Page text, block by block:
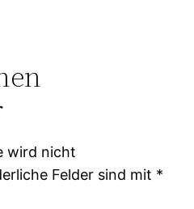
wird nicht
Felder sind mit *